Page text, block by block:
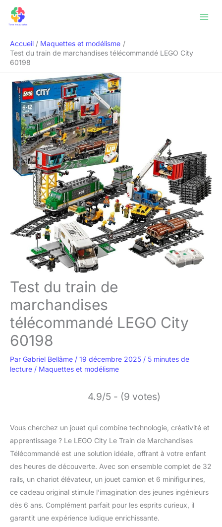
Accueil
Maquettes et modélisme
Test du train de marchandises télécommandé LEGO City
60198
Test du train de
marchandises
télécommandé LEGO City
60198
Par Gabriel Bellâme / 19 décembre 2025 / 5 minutes de
lecture / Maquettes et modélisme
4.9/5 - (9 votes)
Vous cherchez un jouet qui combine technologie, créativité et
apprentissage ? Le LEGO City Le Train de Marchandises
Télécommandé est une solution idéale, offrant à votre enfant
des heures de découverte. Avec son ensemble complet de 32
rails, un chariot élévateur, un jouet camion et 6 minifigurines,
ce cadeau original stimule l’imagination des jeunes ingénieurs
dès 6 ans. Complément parfait pour les esprits curieux, il
garantit une expérience ludique enrichissante.
Rechercher